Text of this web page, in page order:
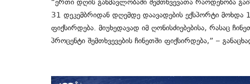
“ერთი დღის განმავლობაში შემთხვევათა რაოდენობა
31 დეკემბრიდან დღემდე დაავადების ექსპორტი მოხდა
ფიქსირდება. მიუხედავად იმ ღონისძიებებისა, რასაც
პროცენტი შემთხვევების ჩინეთში ფიქსირდება,” –